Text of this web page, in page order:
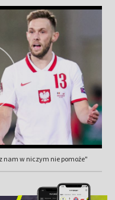
nam w niczym nie pomoże"